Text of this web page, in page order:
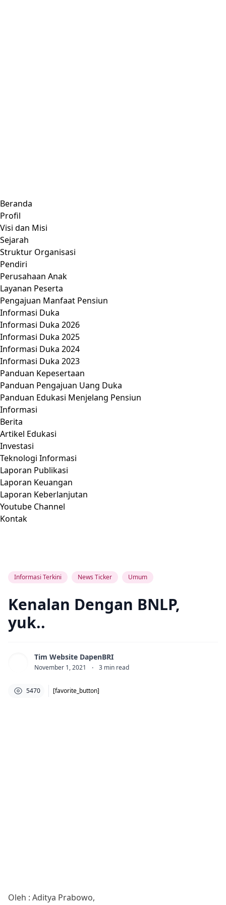
Beranda
Profil
Visi dan Misi
Sejarah
Struktur Organisasi
Pendiri
Perusahaan Anak
Layanan Peserta
Pengajuan Manfaat Pensiun
Informasi Duka
Informasi Duka 2026
Informasi Duka 2025
Informasi Duka 2024
Informasi Duka 2023
Panduan Kepesertaan
Panduan Pengajuan Uang Duka
Panduan Edukasi Menjelang Pensiun
Informasi
Berita
Artikel Edukasi
Investasi
Teknologi Informasi
Laporan Publikasi
Laporan Keuangan
Laporan Keberlanjutan
Youtube Channel
Kontak
Informasi Terkini News Ticker Umum
Kenalan Dengan BNLP,
yuk..
Tim Website DapenBRI
November 1, 2021 · 3 min read
5470 [favorite_button]
Oleh : Aditya Prabowo,